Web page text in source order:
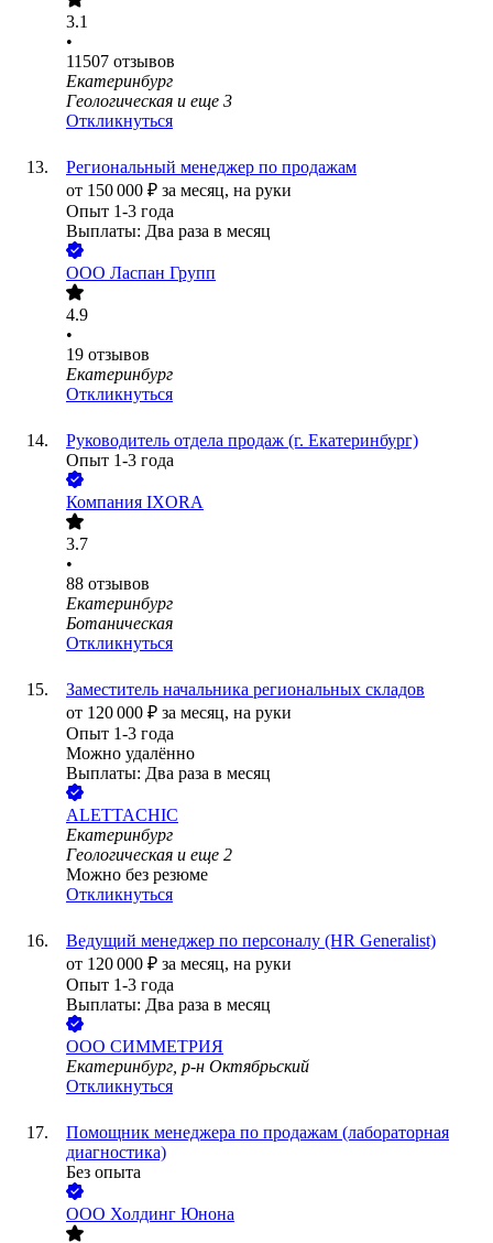
3.1
•
11507 отзывов
Екатеринбург
Геологическая и еще 3
Откликнуться
Региональный менеджер по продажам
от 150 000 ₽ за месяц, на руки
Опыт 1-3 года
Выплаты: Два раза в месяц
ООО Ласпан Групп
4.9
•
19 отзывов
Екатеринбург
Откликнуться
Руководитель отдела продаж (г. Екатеринбург)
Опыт 1-3 года
Компания IXORA
3.7
•
88 отзывов
Екатеринбург
Ботаническая
Откликнуться
Заместитель начальника региональных складов
от 120 000 ₽ за месяц, на руки
Опыт 1-3 года
Можно удалённо
Выплаты: Два раза в месяц
ALETTACHIC
Екатеринбург
Геологическая и еще 2
Можно без резюме
Откликнуться
Ведущий менеджер по персоналу (HR Generalist)
от 120 000 ₽ за месяц, на руки
Опыт 1-3 года
Выплаты: Два раза в месяц
ООО СИММЕТРИЯ
Екатеринбург, р-н Октябрьский
Откликнуться
Помощник менеджера по продажам (лабораторная
диагностика)
Без опыта
ООО Холдинг Юнона